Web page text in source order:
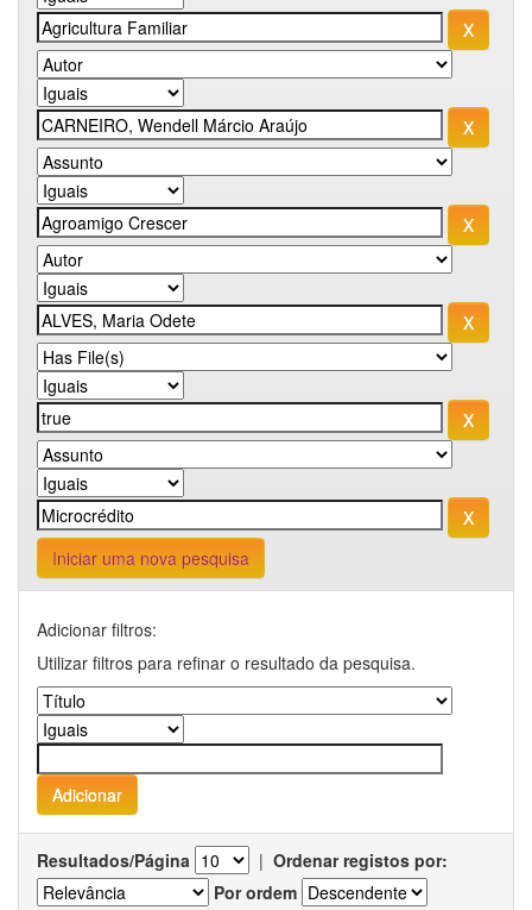
Iniciar uma nova pesquisa
Adicionar filtros:
Utilizar filtros para refinar o resultado da pesquisa.
Resultados/Página | Ordenar registos por:
Por ordem